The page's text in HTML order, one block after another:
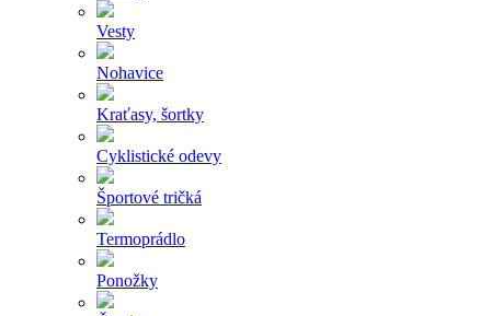
Vesty
Nohavice
Kraťasy, šortky
Cyklistické odevy
Športové tričká
Termoprádlo
Ponožky